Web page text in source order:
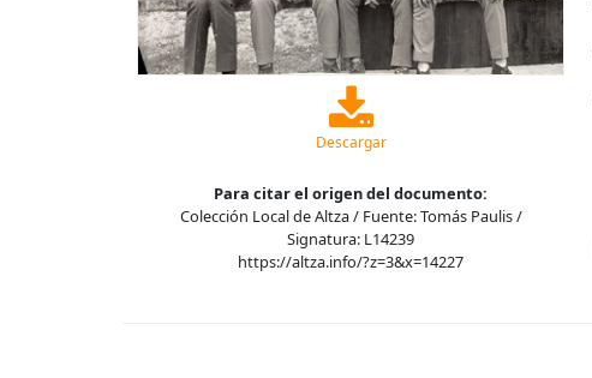
Descargar
Para citar el origen del documento:
Colección Local de Altza / Fuente: Tomás Paulis /
Signatura: L14239
https://altza.info/?z=3&x=14227